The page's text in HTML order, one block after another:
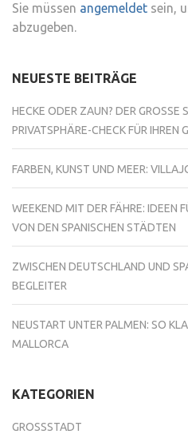
Sie müssen angemeldet sein,
abzugeben.
NEUESTE BEITRÄGE
HECKE ODER ZAUN? DER GROSSE
RIVATSPHÄRE-CHECK FÜR IHREN
FARBEN, KUNST UND MEER:
WEEKEND MIT DER FÄHRE: IDEEN
VON DEN SPANISCHEN STÄDTEN
ZWISCHEN DEUTSCHLAND UND
BEGLEITER
NEUSTART UNTER PALMEN: SO
MALLORCA
KATEGORIEN
GROSSSTADT